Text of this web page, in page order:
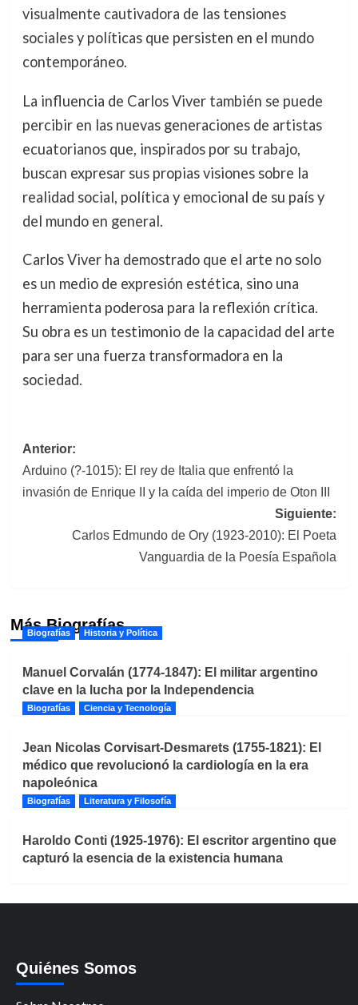
visualmente cautivadora de las tensiones
sociales y políticas que persisten en el mundo
contemporáneo.
La influencia de Carlos Viver también se puede
percibir en las nuevas generaciones de artistas
ecuatorianos que, inspirados por su trabajo,
buscan expresar sus propias visiones sobre la
realidad social, política y emocional de su país y
del mundo en general.
Carlos Viver ha demostrado que el arte no solo
es un medio de expresión estética, sino una
herramienta poderosa para la reflexión crítica.
Su obra es un testimonio de la capacidad del arte
para ser una fuerza transformadora en la
sociedad.
Navegación
de
Anterior:
Arduino (?-1015): El rey de Italia que enfrentó la
invasión de Enrique II y la caída del imperio de Oton III
Siguiente:
Carlos Edmundo de Ory (1923-2010): El Poeta
Vanguardia de la Poesía Española
Más Biografías
Biografías Historia y Política
Manuel Corvalán (1774-1847): El militar argentino
clave en la lucha por la Independencia
Biografías Ciencia y Tecnología
Jean Nicolas Corvisart-Desmarets (1755-1821): El
médico que revolucionó la cardiología en la era
napoleónica
Biografías Literatura y Filosofía
Haroldo Conti (1925-1976): El escritor argentino que
capturó la esencia de la existencia humana
Quiénes Somos